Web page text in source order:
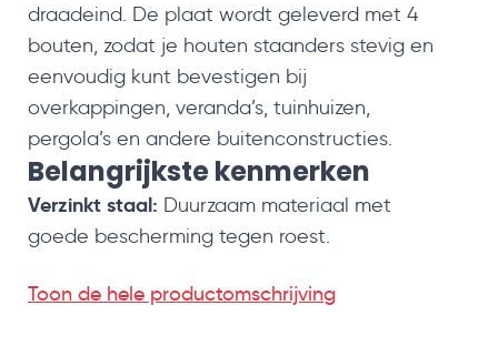
draadeind. De plaat wordt geleverd met 4
bouten, zodat je houten staanders stevig en
eenvoudig kunt bevestigen bij
overkappingen, veranda’s, tuinhuizen,
pergola’s en andere buitenconstructies.
Belangrijkste kenmerken
Verzinkt staal: Duurzaam materiaal met
goede bescherming tegen roest.
met een passend M16 draadeind.
Toon de hele productomschrijving